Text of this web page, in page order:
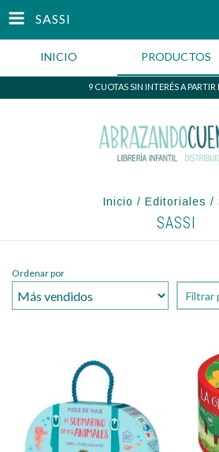
SASSI
INICIO PRODUCTOS
9 CUOTAS SIN INTERÉS A
Inicio / Editoriales /
SASSI
Ordenar por
Filtrar